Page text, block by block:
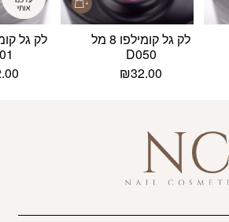
לק גל קומילפו 8 מל
D050
₪32.00